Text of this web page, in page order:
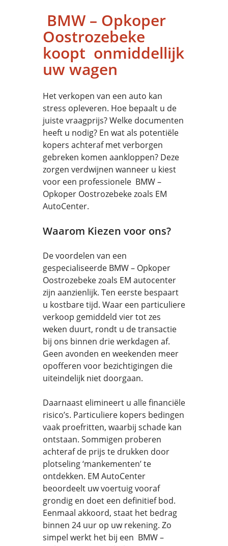
BMW – Opkoper
Oostrozebeke
koopt onmiddellijk
uw wagen
Het verkopen van een auto kan
stress opleveren. Hoe bepaalt u de
juiste vraagprijs? Welke documenten
heeft u nodig? En wat als potentiële
kopers achteraf met verborgen
gebreken komen aankloppen? Deze
zorgen verdwijnen wanneer u kiest
voor een professionele BMW –
Opkoper Oostrozebeke zoals EM
AutoCenter.
Waarom Kiezen voor ons?
De voordelen van een
gespecialiseerde BMW – Opkoper
Oostrozebeke zoals EM autocenter
zijn aanzienlijk. Ten eerste bespaart
u kostbare tijd. Waar een particuliere
verkoop gemiddeld vier tot zes
weken duurt, rondt u de transactie
bij ons binnen drie werkdagen af.
Geen avonden en weekenden meer
opofferen voor bezichtigingen die
uiteindelijk niet doorgaan.
Daarnaast elimineert u alle financiële
risico’s. Particuliere kopers bedingen
vaak proefritten, waarbij schade kan
ontstaan. Sommigen proberen
achteraf de prijs te drukken door
plotseling ‘mankementen’ te
ontdekken. EM AutoCenter
beoordeelt uw voertuig vooraf
grondig en doet een definitief bod.
Eenmaal akkoord, staat het bedrag
binnen 24 uur op uw rekening. Zo
simpel werkt het bij een BMW –